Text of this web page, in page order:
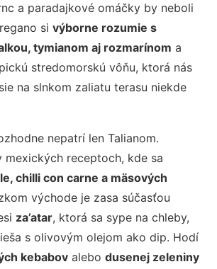
a paradajkové omáčky by neboli
sivýborne rozumie s
tymianom aj rozmarínom a
stredomorskú vôňu, ktorá nás
na slnkom zaliatu terasu niekde
nepatrí len Talianom.
mexických receptoch, kde sa
chilli con carne a mäsových
východe je zasa súčasťou
za’atar, ktorá sa sype na chleby,
s olivovým olejom ako dip. Hodí
kebabov alebodusenej zeleniny